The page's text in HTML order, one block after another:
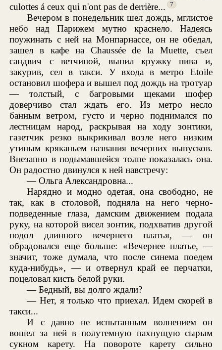
culottes á ceux qui n'ont pas de derrière...
7
Вечером в понедельник шел дождь, мглистое
небо над Парижем мутно краснело. Надеясь
поужинать с ней на Монпарнассе, он не обедал,
зашел в кафе на Chaussée de la Muette, съел
сандвич с ветчиной, выпил кружку пива и,
закурив, сел в такси. У входа в метро Etoile
остановил шофера и вышел под дождь на тротуар
— толстый, с багровыми щеками шофер
доверчиво стал ждать его. Из метро несло
банным ветром, густо и черно поднимался по
лестницам народ, раскрывая на ходу зонтики,
газетчик резко выкрикивал возле него низким
утиным кряканьем названия вечерних выпусков.
Внезапно в подымавшейся толпе показалась она.
Он радостно двинулся к ней навстречу:
— Ольга Александровна...
Нарядно и модно одетая, она свободно, не
так, как в столовой, подняла на него черно-
подведенные глаза, дамским движением подала
руку, на которой висел зонтик, подхватив другой
подол длинного вечернего платья, — он
обрадовался еще больше: «Вечернее платье, —
значит, тоже думала, что после синема поедем
куда-нибудь», — и отвернул край ее перчатки,
поцеловал кисть белой руки.
— Бедный, вы долго ждали?
— Нет, я только что приехал. Идем скорей в
такси...
И с давно не испытанным волнением он
вошел за ней в полутемную пахнущую сырым
сукном карету. На повороте карету сильно